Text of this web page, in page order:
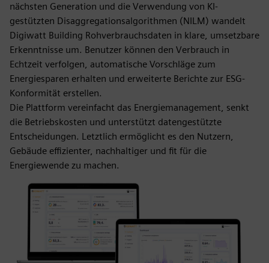
nächsten Generation und die Verwendung von KI-
gestützten Disaggregationsalgorithmen (NILM) wandelt
Digiwatt Building Rohverbrauchsdaten in klare, umsetzbare
Erkenntnisse um. Benutzer können den Verbrauch in
Echtzeit verfolgen, automatische Vorschläge zum
Energiesparen erhalten und erweiterte Berichte zur ESG-
Konformität erstellen.
Die Plattform vereinfacht das Energiemanagement, senkt
die Betriebskosten und unterstützt datengestützte
Entscheidungen. Letztlich ermöglicht es den Nutzern,
Gebäude effizienter, nachhaltiger und fit für die
Energiewende zu machen.